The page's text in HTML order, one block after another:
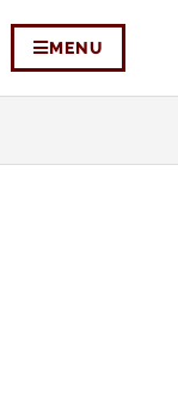
MENU